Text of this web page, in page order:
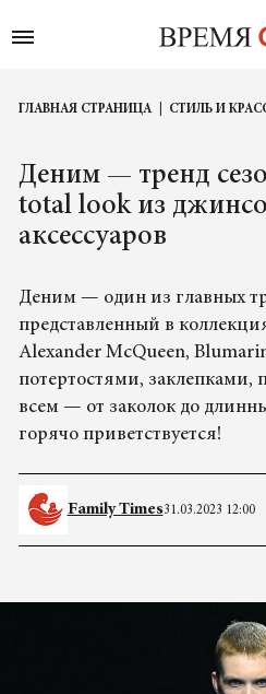
ГЛАВНАЯ СТРАНИЦА СТИЛЬ И
Деним — тренд
total look из
аксессуаров
Деним — один из главных
представленный в
Alexander McQueen,
потертостями,
всем — от заколок до
горячо приветствуется!
Family Times31.03.2023 12:00